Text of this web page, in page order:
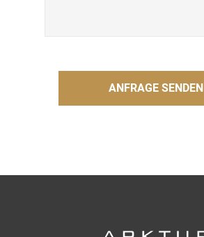
ANFRAGE SENDEN